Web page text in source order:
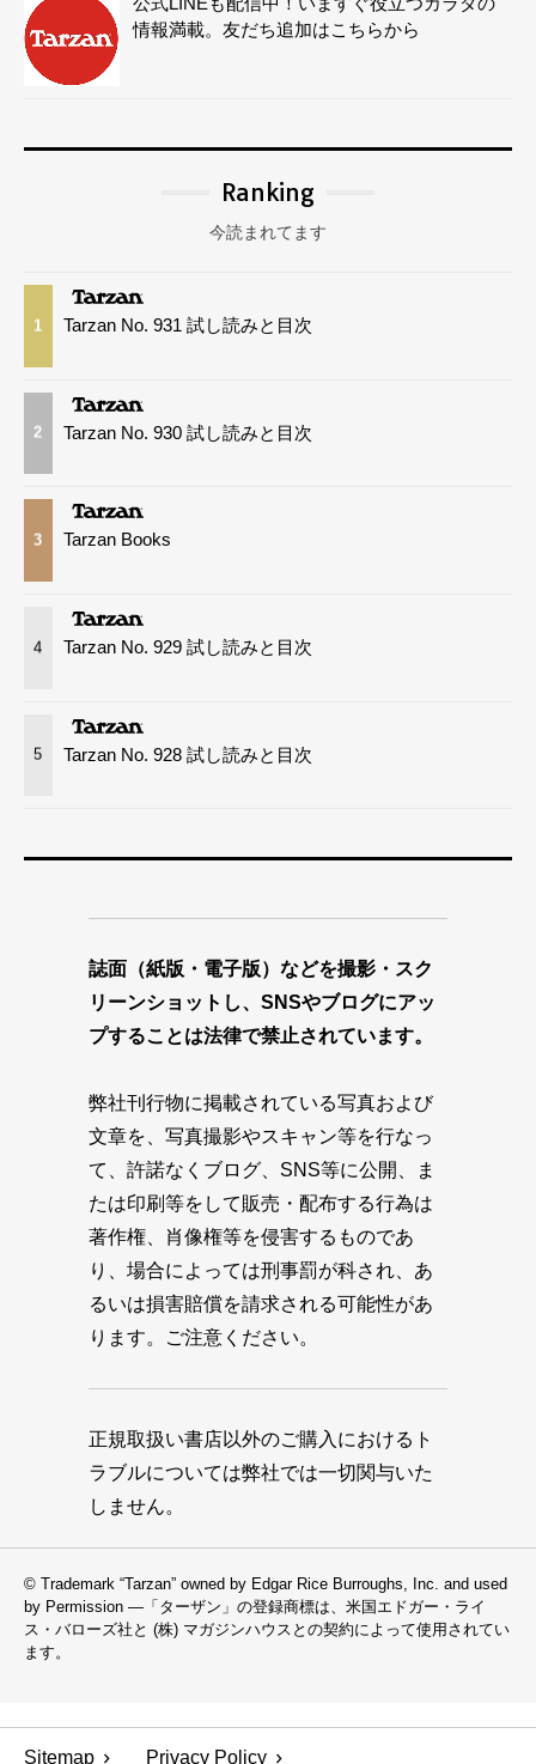
情報満載。友だち追加はこちらから
Ranking
今読まれてます
1 Tarzan No. 931 試し読みと目次
2 Tarzan No. 930 試し読みと目次
3 Tarzan Books
4 Tarzan No. 929 試し読みと目次
5 Tarzan No. 928 試し読みと目次
誌面（紙版・電子版）などを撮影・スク
リーンショットし、SNSやブログにアッ
プすることは法律で禁止されています。
弊社刊行物に掲載されている写真および
文章を、写真撮影やスキャン等を行なっ
て、許諾なくブログ、SNS等に公開、ま
たは印刷等をして販売・配布する行為は
著作権、肖像権等を侵害するものであ
り、場合によっては刑事罰が科され、あ
るいは損害賠償を請求される可能性があ
ります。ご注意ください。
正規取扱い書店以外のご購入におけるト
ラブルについては弊社では一切関与いた
しません。
© Trademark “Tarzan” owned by Edgar Rice Burroughs, Inc. and used
by Permission —「ターザン」の登録商標は、米国エドガー・ライ
ス・バローズ社と (株) マガジンハウスとの契約によって使用されてい
ます。
Sitemap Privacy Policy